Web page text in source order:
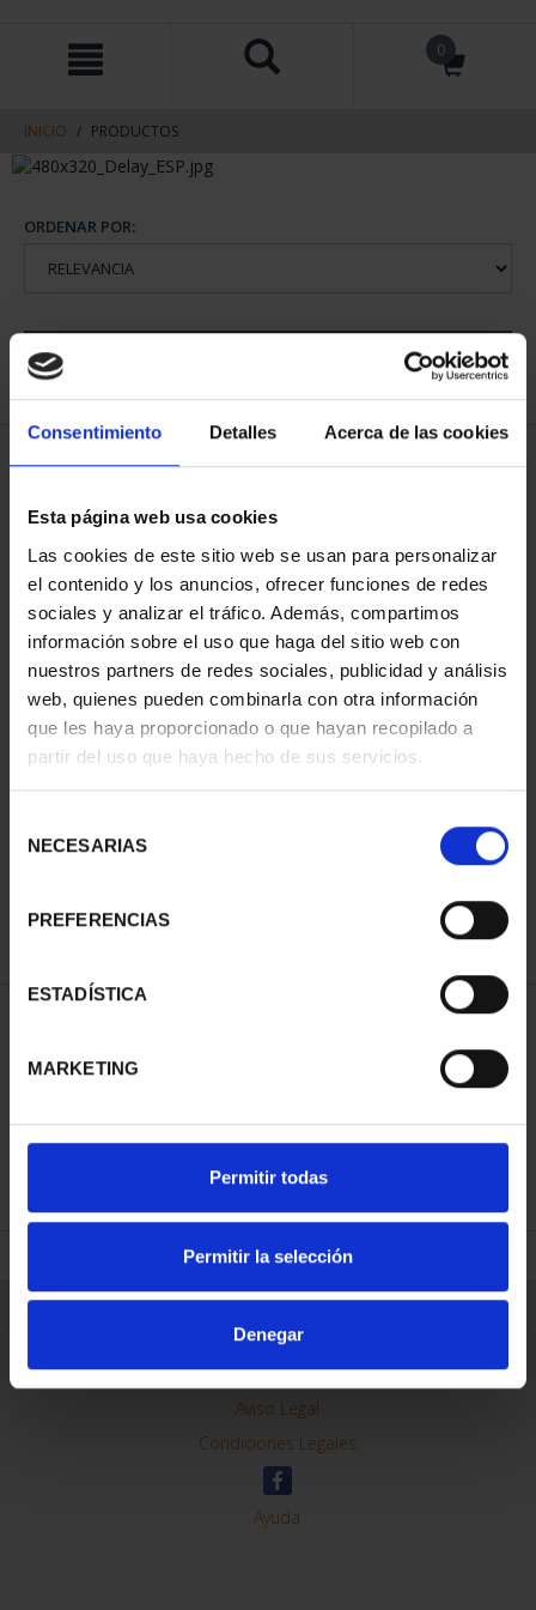
Consentimiento Detalles Acerca de las cookies
Esta página web usa cookies
Las cookies de este sitio web se usan para personalizar
el contenido y los anuncios, ofrecer funciones de redes
sociales y analizar el tráfico. Además, compartimos
información sobre el uso que haga del sitio web con
nuestros partners de redes sociales, publicidad y análisis
web, quienes pueden combinarla con otra información
que les haya proporcionado o que hayan recopilado a
partir del uso que haya hecho de sus servicios.
NECESARIAS
PREFERENCIAS
ESTADÍSTICA
MARKETING
Permitir todas
Permitir la selección
Denegar
contenido
navegacin
0
INICIO PRODUCTOS
ORDENAR POR:
1 Productos encontrados
73,00 €
REFINAR
Contacto
Preguntas Frequentes (FAQs)
Aviso Legal
Condiciones Legales
Ayuda